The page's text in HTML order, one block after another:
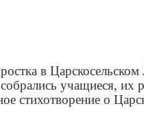
в
учащиеся, их
стихотворение о